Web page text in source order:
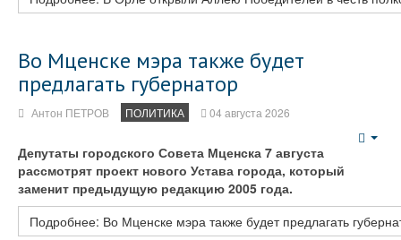
Во Мценске мэра также будет
предлагать губернатор
Антон ПЕТРОВ ПОЛИТИКА 04 августа 2026
Депутаты городского Совета Мценска 7 августа
рассмотрят проект нового Устава города, который
заменит предыдущую редакцию 2005 года.
Подробнее: Во Мценске мэра также будет предлагать